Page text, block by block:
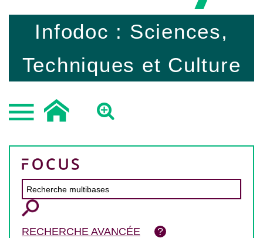
Infodoc : Sciences,
Techniques et Culture
RECHERCHE AVANCÉE